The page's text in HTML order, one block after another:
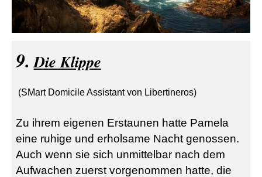
9. Die Klippe
(SMart Domicile Assistant von Libertineros)
Zu ihrem eigenen Erstaunen hatte Pamela
eine ruhige und erholsame Nacht genossen.
Auch wenn sie sich unmittelbar nach dem
Aufwachen zuerst vorgenommen hatte, die